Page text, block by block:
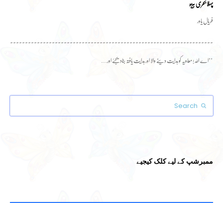
پہلا بحری بیڑہ
فریال یاور
’’اے اللہ! معاویہ کو ہدایت دینے والا اور ہدایت یافتہ بنادیجئے اور…
Search
ممبرشپ کے لیے کلک کیجیے